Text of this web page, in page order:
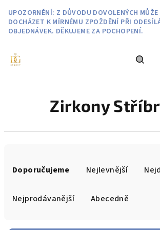
obsah
UPOZORNĚNÍ: Z DŮVODU DOVOLENÝCH
DOCHÁZET K MÍRNÉMU ZPOŽDĚNÍ PŘI
OBJEDNÁVEK. DĚKUJEME ZA POCHOPENÍ.
Zirkony
Doporučujeme Nejlevnější
Nejprodávanější Abecedně